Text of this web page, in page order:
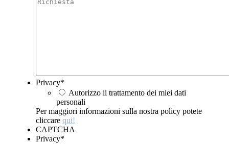
Privacy*
Autorizzo il trattamento dei miei dati
personali
Per maggiori informazioni sulla nostra policy potete
cliccare qui!
CAPTCHA
Privacy*